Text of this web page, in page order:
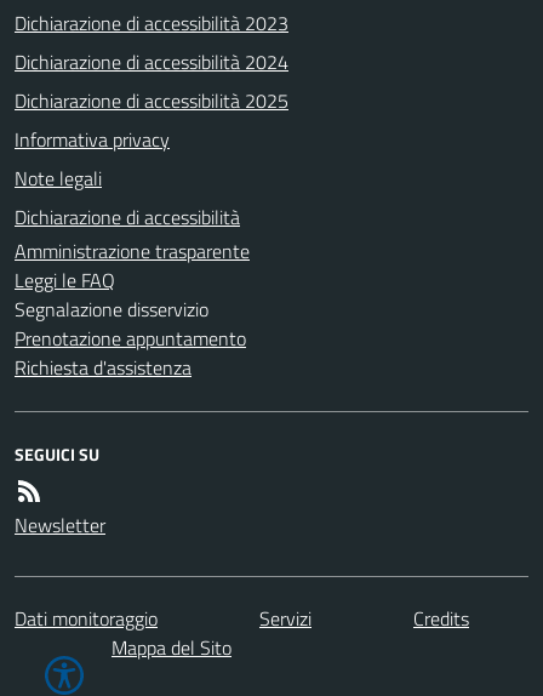
Dichiarazione di accessibilità 2023
Dichiarazione di accessibilità 2024
Dichiarazione di accessibilità 2025
Informativa privacy
Note legali
Dichiarazione di accessibilità
Amministrazione trasparente
Leggi le FAQ
Segnalazione disservizio
Prenotazione appuntamento
Richiesta d'assistenza
SEGUICI SU
Newsletter
Dati monitoraggio Servizi
Credits
Mappa del Sito